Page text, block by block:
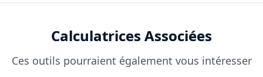
Calculatrices Associées
Ces outils pourraient également vous intéresser